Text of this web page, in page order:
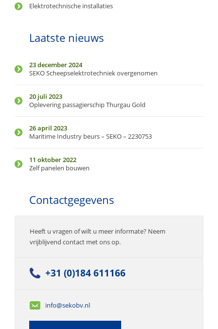
Elektrotechnische installaties
Laatste nieuws
23 december 2024
SEKO Scheepselektrotechniek overgenomen
20 juli 2023
Oplevering passagierschip Thurgau Gold
26 april 2023
Maritime Industry beurs – SEKO – 2230753
11 oktober 2022
Zelf panelen bouwen
Contactgegevens
Heeft u vragen of wilt u meer informate? Neem
vrijblijvend contact met ons op.
+31 (0)184 611166
info@sekobv.nl